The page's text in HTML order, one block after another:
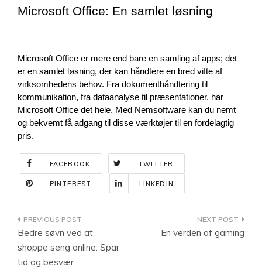
Microsoft Office: En samlet løsning
Microsoft Office er mere end bare en samling af apps; det
er en samlet løsning, der kan håndtere en bred vifte af
virksomhedens behov. Fra dokumenthåndtering til
kommunikation, fra dataanalyse til præsentationer, har
Microsoft Office det hele. Med Nemsoftware kan du nemt
og bekvemt få adgang til disse værktøjer til en fordelagtig
pris.
FACEBOOK TWITTER
PINTEREST LINKEDIN
Indlægsnavigation
Bedre søvn ved at
shoppe seng online: Spar
tid og besvær
En verden af gaming